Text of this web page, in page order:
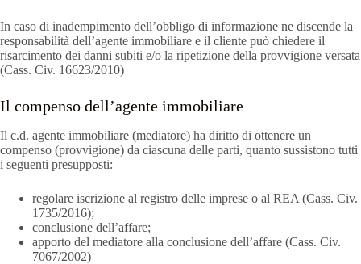
In caso di inadempimento dell’obbligo di informazione ne discende la
responsabilità dell’agente immobiliare e il cliente può chiedere il
risarcimento dei danni subiti e/o la ripetizione della provvigione versata
(Cass. Civ. 16623/2010)
Il compenso dell’agente immobiliare
Il c.d. agente immobiliare (mediatore) ha diritto di ottenere un
compenso (provvigione) da ciascuna delle parti, quanto sussistono tutti
i seguenti presupposti:
regolare iscrizione al registro delle imprese o al REA (Cass. Civ.
1735/2016);
conclusione dell’affare;
apporto del mediatore alla conclusione dell’affare (Cass. Civ.
7067/2002)